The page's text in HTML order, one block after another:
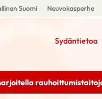
Suomi Neuvokasperhe
Sydäntietoa